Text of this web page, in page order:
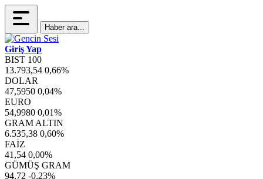
Haber ara...
Giriş Yap
BIST 100
13.793,54 0,66%
DOLAR
47,5950 0,04%
EURO
54,9980 0,01%
GRAM ALTIN
6.535,38 0,60%
FAİZ
41,54 0,00%
GÜMÜŞ GRAM
94,72 -0,23%